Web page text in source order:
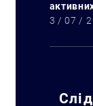
3 / 07 /